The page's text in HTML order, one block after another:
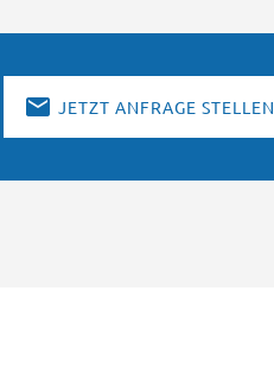
JETZT ANFRAGE STELLEN